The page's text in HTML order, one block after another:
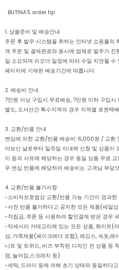
BUTINA'S order tip
1. 상품준비 및 배송안내
주문 후 발주 시스템을 취하는 인터넷 쇼핑몰의
객 주문 및 결제완료와 동시에 업체로 발주가
일 소요되며 리오더 일정에 따라 수일 지연될
페이지에 기재된 배송기간에 따릅니다
2. 배송비 안내
7만원 이상 구입시 무료배송, 7만원 이하 구입
별도, 도서산간 특수지역의 경우 지역별 로젠택
3. 교환/반품 안내
변심에 의한 교환/반품 배송비: 6,000원 / 교환
아보신 날로부터 일주일 이내에 신청 및 상품이
이 등의 사유에 해당하는 경우 동일 상품 무료
우 변심 반품에 해당하여 배송비는 고객님 부담
4. 교환/반품 불가사항
-소비자보호법상 교환/반품 가능 기간이 경과한
-사전 반품 불가하다고 공지한 모든 제품(세일
-적립금, 쿠폰 등 사용하여 할인결제 받은 경우
-악세서리 카테고리에 있는 모든 상품, 화이트(
상, 가죽제품(페이크레더 포함), 레깅스, 속옷,
니트 및 트위드, 비즈 부착된 디자인 전 상품 등
염, 늘어짐,스크래치 등)
-세탁, 드라이 등에 의해 초기 상태와 동일하다